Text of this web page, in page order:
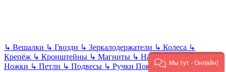
↳ Вешалки ↳ Гвозди ↳ Зеркалодержатели ↳ Колеса ↳
Крепёж ↳ Кронштейны ↳ Магниты ↳ Направляющие↳
Ножки ↳ Петли ↳ Подвесы ↳ Ручки Показать все Ручной
Мы тут - Онлайн)